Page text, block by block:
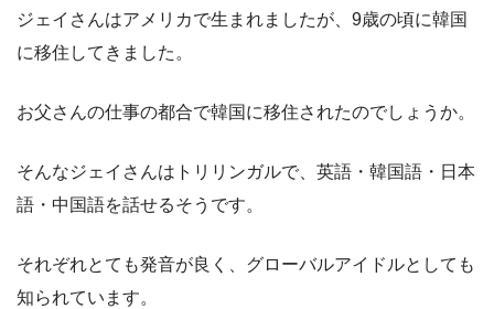
ジェイさんはアメリカで生まれましたが、9歳の頃に韓国
に移住してきました。
お父さんの仕事の都合で韓国に移住されたのでしょうか。
そんなジェイさんはトリリンガルで、英語・韓国語・日本
語・中国語を話せるそうです。
それぞれとても発音が良く、グローバルアイドルとしても
知られています。